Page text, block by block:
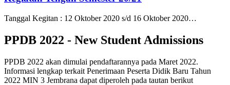
Tanggal Kegitan : 12 Oktober 2020 s/d 16 Oktober 2020…
PPDB 2022 - New Student Admissions
PPDB 2022 akan dimulai pendaftarannya pada Maret 2022.
Informasi lengkap terkait Penerimaan Peserta Didik Baru Tahun
2022 MIN 3 Jembrana dapat diperoleh pada tautan berikut